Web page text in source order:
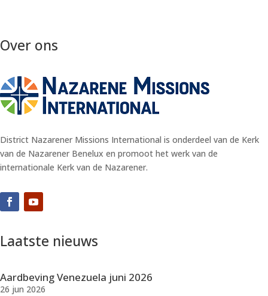
Over ons
District Nazarener Missions International is onderdeel van de Kerk
van de Nazarener Benelux en promoot het werk van de
internationale Kerk van de Nazarener.
Laatste nieuws
Aardbeving Venezuela juni 2026
26 jun 2026